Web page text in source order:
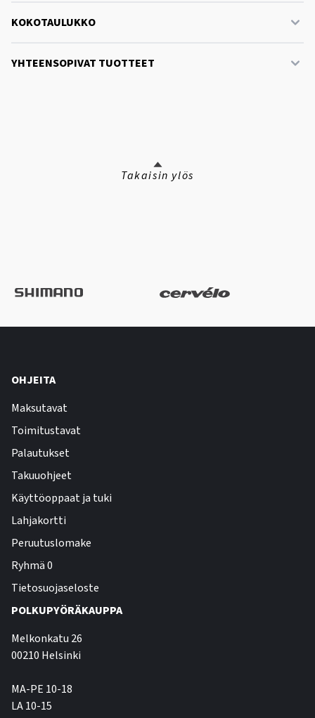
KOKOTAULUKKO
YHTEENSOPIVAT TUOTTEET
Takaisin ylös
OHJEITA
Maksutavat
Toimitustavat
Palautukset
Takuuohjeet
Käyttöoppaat ja tuki
Lahjakortti
Peruutuslomake
Ryhmä 0
Tietosuojaseloste
POLKUPYÖRÄKAUPPA
Melkonkatu 26
00210 Helsinki
MA-PE 10-18
LA 10-15